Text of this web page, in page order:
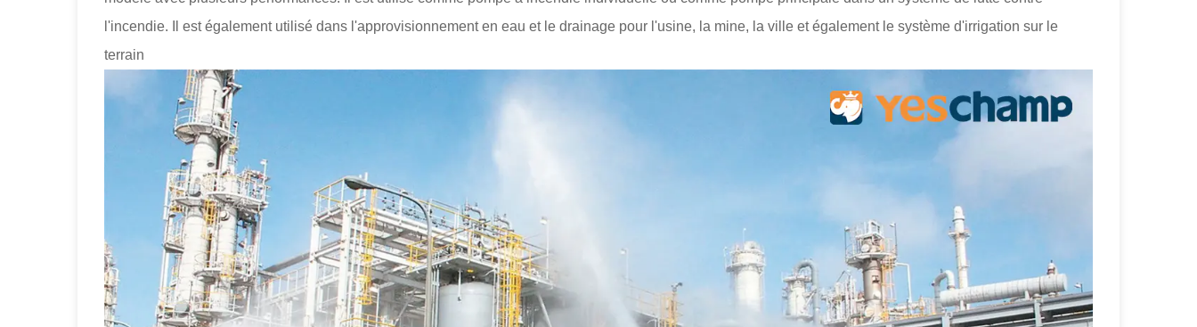
l'incendie. Il est également utilisé dans l'approvisionnement en eau et le drainage pour l'usine, la mine, la ville et également le système d'irrigation sur le
terrain